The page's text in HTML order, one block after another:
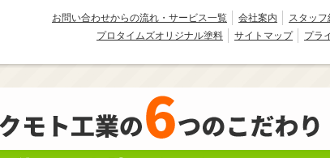
お問い合わせからの流れ・サービス一覧 会社案内
スタッフ
プロタイムズオリジナル塗料
サイトマップ プラ